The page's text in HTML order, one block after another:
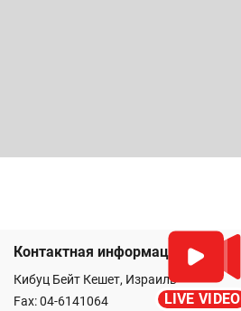
LIVE VIDEO
Контактная информация
Кибуц Бейт Кешет, Израиль
Fax: 04-6141064